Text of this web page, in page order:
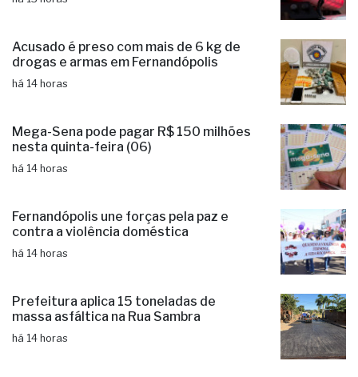
Acusado é preso com mais de 6 kg de
drogas e armas em Fernandópolis
há 14 horas
Mega-Sena pode pagar R$ 150 milhões
nesta quinta-feira (06)
há 14 horas
Fernandópolis une forças pela paz e
contra a violência doméstica
há 14 horas
Prefeitura aplica 15 toneladas de
massa asfáltica na Rua Sambra
há 14 horas